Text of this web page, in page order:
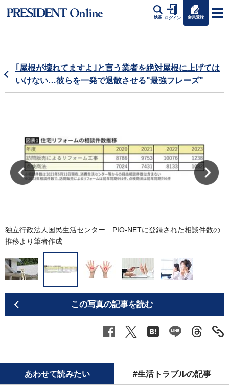
検索 ログイン 会員登録
｢屋根が壊れてますよ｣と言う業者を絶対屋根に上げては
いけない…彼らを一発で退散させる"最強フレーズ"
独立行政法人国民生活センター PIO-NETに登録された相談件数の
推移より筆者作成
この写真の記事を読む
あわせて読みたい #生活トラブルの記事